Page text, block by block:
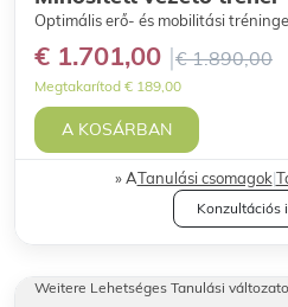
Optimális erő- és mobilitási
€ 1.701,00 € 1.890,00
Megtakarítod € 189,00
A KOSÁRBAN
ATanulási csomagok|
Konzultációs
Weitere Lehetséges Tanulási